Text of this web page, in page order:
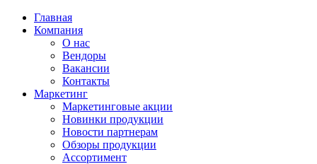
Главная
Компания
О нас
Вендоры
Вакансии
Контакты
Маркетинг
Маркетинговые акции
Новинки продукции
Новости партнерам
Обзоры продукции
Ассортимент